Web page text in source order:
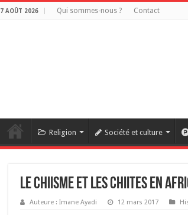
7 AOÛT 2026 Qui sommes-nous ? Contact
Religion Société et culture
Le chiisme et les chiites en
Auteure : Imane Ayadi 12 mars 2017